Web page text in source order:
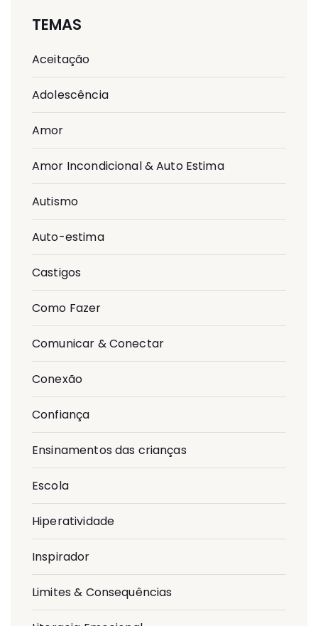
TEMAS
Aceitação
Adolescência
Amor
Amor Incondicional & Auto Estima
Autismo
Auto-estima
Castigos
Como Fazer
Comunicar & Conectar
Conexão
Confiança
Ensinamentos das crianças
Escola
Hiperatividade
Inspirador
Limites & Consequências